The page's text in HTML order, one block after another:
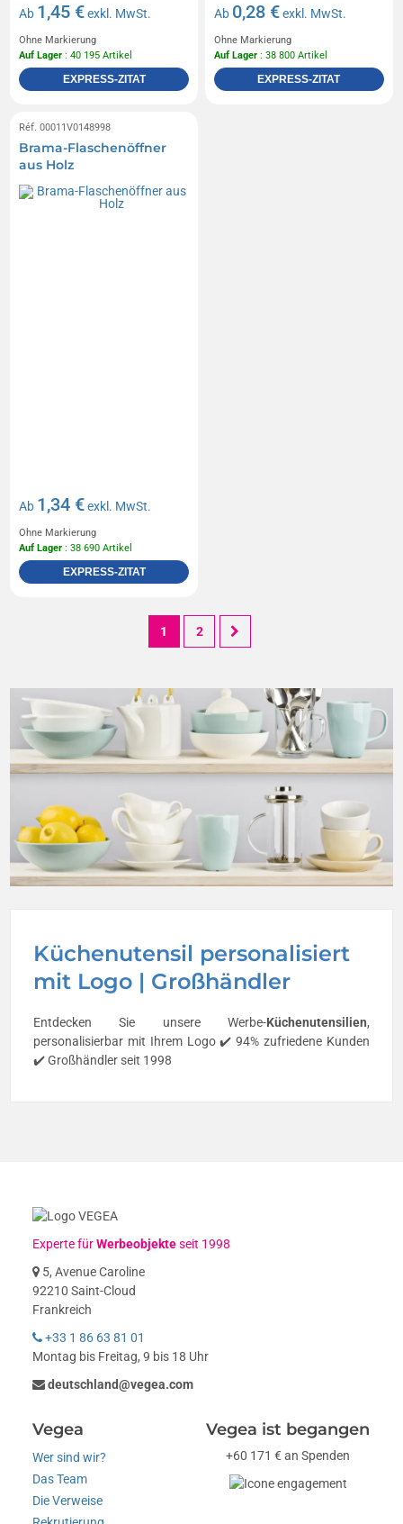
Küchenutensil personalisiert
mit Logo | Großhändler
Entdecken Sie unsere Werbe-Küchenutensilien,
personalisierbar mit Ihrem Logo ✔️ 94% zufriedene Kunden
✔️ Großhändler seit 1998
Ab 1,45 €exkl. MwSt.
Ohne Markierung
Auf Lager : 40 195 Artikel
EXPRESS-ZITAT
Ab 0,28 €exkl. MwSt.
Ohne Markierung
Auf Lager : 38 800 Artikel
EXPRESS-ZITAT
Réf. 00011V0148998
Brama-Flaschenöffner
aus Holz
Ab 1,34 €exkl. MwSt.
Ohne Markierung
Auf Lager : 38 690 Artikel
EXPRESS-ZITAT
1 2
Experte fürWerbeobjekteseit 1998
5, Avenue Caroline
92210 Saint-Cloud
Frankreich
+33 1 86 63 81 01
Montag bis Freitag, 9 bis 18 Uhr
deutschland@vegea.com
Vegea
Wer sind wir?
Das Team
Die Verweise
Vegea ist begangen
+60 171 € an Spenden